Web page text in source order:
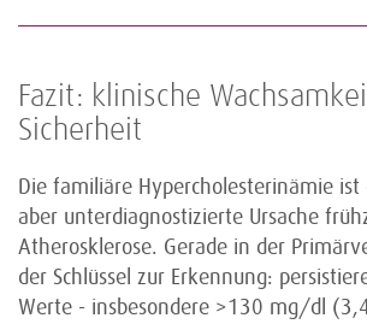
Fazit: klinische
Sicherheit
Die familiäre Hypercholesterinämie
aber unterdiagnostizierte Ursache
Atherosklerose. Gerade in der
der Schlüssel zur Erkennung:
Werte - insbesondere >130 mg/dl